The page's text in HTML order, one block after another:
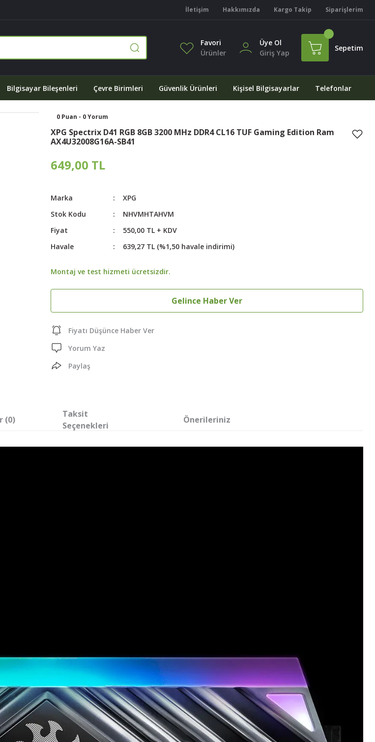
İletişim Hakkımızda Kargo Takip Siparişlerim
Favori
Ürünler
Üye Ol
Giriş Yap
Sepetim
Bilgisayar Bileşenleri Çevre Birimleri Güvenlik Ürünleri Kişisel Bilgisayarlar Telefonlar
0 Puan - 0 Yorum
XPG Spectrix D41 RGB 8GB 3200 MHz DDR4 CL16 TUF Gaming Edition Ram
AX4U32008G16A-SB41
649,00 TL
Marka
XPG
Stok Kodu
NHVMHTAHVM
Fiyat
550,00 TL + KDV
Havale
639,27 TL (%1,50 havale indirimi)
Montaj ve test hizmeti ücretsizdir.
Gelince Haber Ver
Fiyatı Düşünce Haber Ver
Yorum Yaz
Paylaş
(0)
Taksit
Seçenekleri
Önerileriniz